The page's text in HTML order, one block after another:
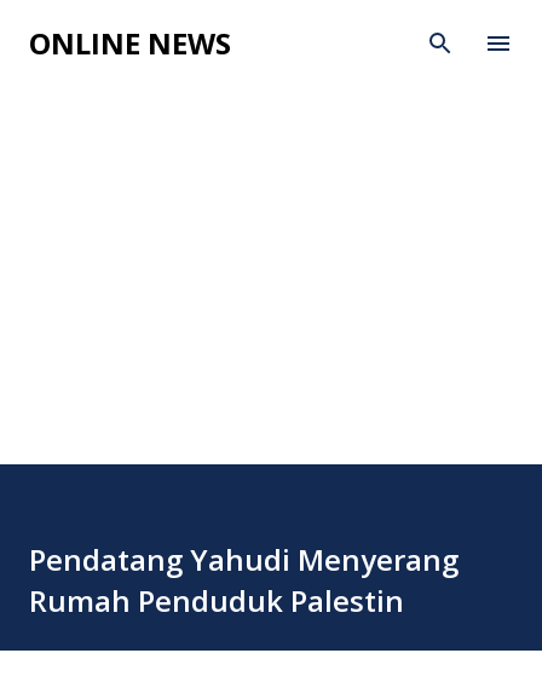
Skip to main content
ONLINE NEWS
Pendatang Yahudi Menyerang
Rumah Penduduk Palestin